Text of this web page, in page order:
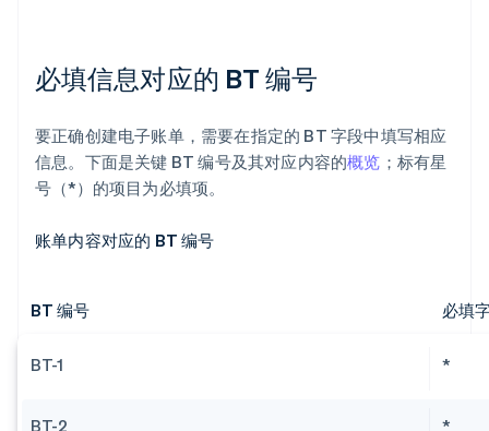
必填信息对应的 BT 编号
要正确创建电子账单，需要在指定的 BT 字段中填写相应
信息。下面是关键 BT 编号及其对应内容的概览 ；标有星
号（*）的项目为必填项。
账单内容对应的 BT 编号
BT 编号 必填
BT-1 *
BT-2 *